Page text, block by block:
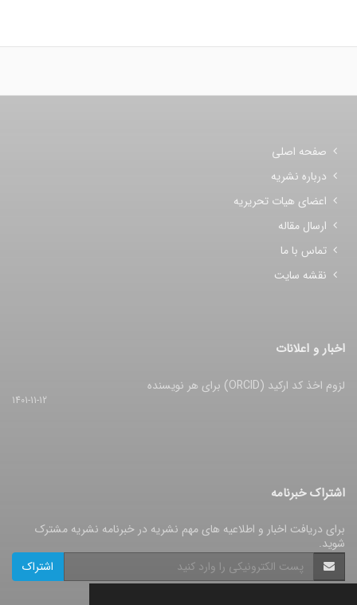
صفحه اصلی
درباره نشریه
اعضای هیات تحریریه
ارسال مقاله
تماس با ما
نقشه سایت
اخبار و اعلانات
لزوم اخذ کد ارکید (ORCID) برای هر نویسنده
1401-11-12
اشتراک خبرنامه
برای دریافت اخبار و اطلاعیه های مهم نشریه در خبرنامه نشریه مشترک
شوید.
اشتراک